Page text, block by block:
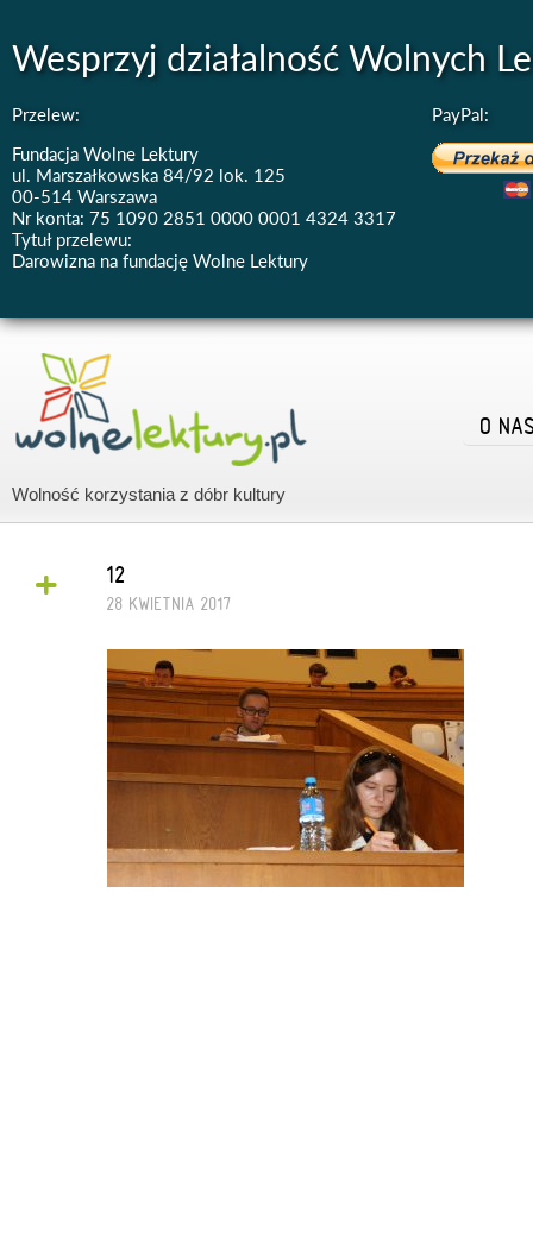
Wesprzyj działalność Wolnych
Przelew:
Fundacja Wolne Lektury
ul. Marszałkowska 84/92 lok. 125
00-514 Warszawa
Nr konta: 75 1090 2851 0000 0001 4324 3317
Tytuł przelewu:
Darowizna na fundację Wolne Lektury
PayPal:
Wolność korzystania z dóbr kultury
O
+ 12
28 KWIETNIA 2017